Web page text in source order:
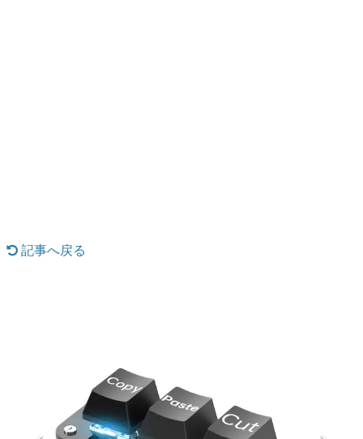
特集記事
その他
電ファミニコゲーマーとは？
記事へ戻る